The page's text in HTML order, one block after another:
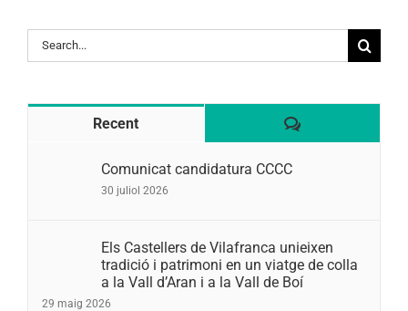
Search
for:
Recent Comentaris
Comunicat candidatura CCCC
30 juliol 2026
Els Castellers de Vilafranca unieixen
tradició i patrimoni en un viatge de colla
a la Vall d’Aran i a la Vall de Boí
29 maig 2026